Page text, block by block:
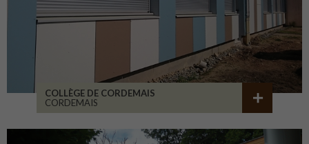
COLLÈGE DE CORDEMAIS
CORDEMAIS